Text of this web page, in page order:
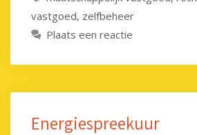
vastgoed, zelfbeheer
Plaats een reactie
Energiespreekuur